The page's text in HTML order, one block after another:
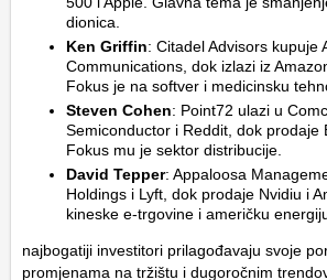
dionica.
Ken Griffin: Citadel Advisors kupuje
Communications, dok izlazi iz
Fokus je na softver i medicinsku
Steven Cohen: Point72 ulazi u
Semiconductor i Reddit, dok prodaje
Fokus mu je sektor distribucije.
David Tepper: Appaloosa
Holdings i Lyft, dok prodaje Nvidiu i
kineske e-trgovine i američku
najbogatiji investitori prilagođavaju svoje
promjenama na tržištu i dugoročnim